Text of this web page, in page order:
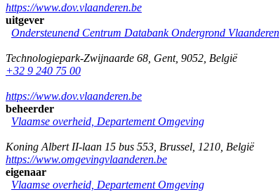
https://www.dov.vlaanderen.be
uitgever
Ondersteunend Centrum Databank Ondergrond Vlaanderen
Technologiepark-Zwijnaarde 68 Gent, 9052 België
+32 9 240 75 00
https://www.dov.vlaanderen.be
beheerder
Vlaamse overheid, Departement Omgeving
Koning Albert II-laan 15 bus 553 Brussel 1210 België
https://www.omgevingvlaanderen.be
eigenaar
Vlaamse overheid, Departement Omgeving